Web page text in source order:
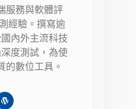
服務與軟體評
經驗。撰寫逾
內外主流科技
度測試，為使
的數位工具。